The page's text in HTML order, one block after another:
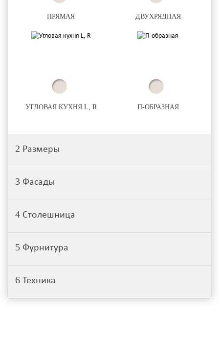
ПРЯМАЯ ДВУХРЯДНАЯ
УГЛОВАЯ КУХНЯ L, R П-ОБРАЗНАЯ
2 Размеры
3 Фасады
4 Столешница
5 Фурнитура
6 Техника